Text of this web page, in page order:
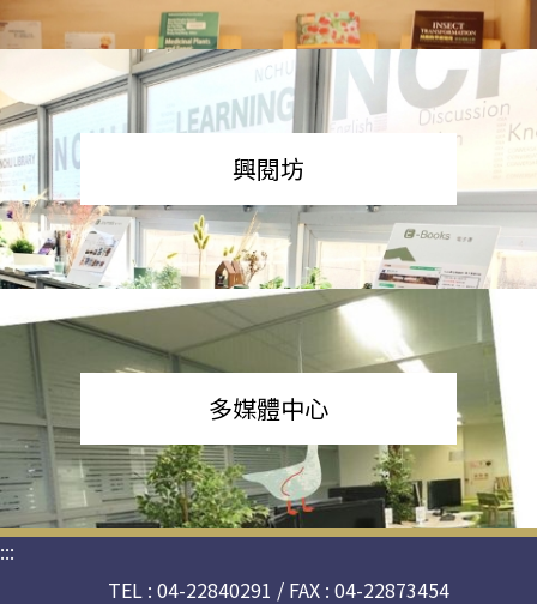
興閱坊
多媒體中心
:::
TEL : 04-22840291 / FAX : 04-22873454